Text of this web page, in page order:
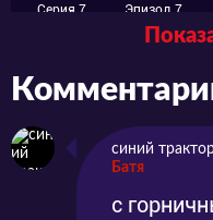
Серия 7
Эпизод 7
Эпизод 8
Серия 10
Эпизод 10
Серия 12
Эпизод 12
синий
Батя
с